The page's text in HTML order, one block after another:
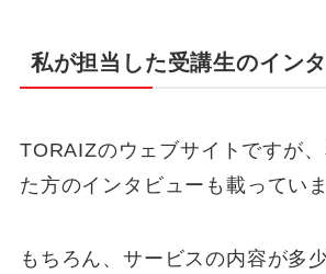
私が担当した受講生のイン
TORAIZのウェブサイトですが
た方のインタビューも載っていま
もちろん、サービスの内容が多